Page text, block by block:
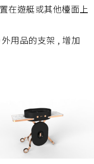
在遊艇或其他檯面上
用品的支架 , 增加